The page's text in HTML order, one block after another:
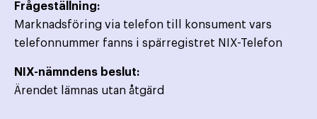
Frågeställning:
Marknadsföring via telefon till konsument vars
telefonnummer fanns i spärregistret NIX-Telefon
NIX-nämndens beslut:
Ärendet lämnas utan åtgärd